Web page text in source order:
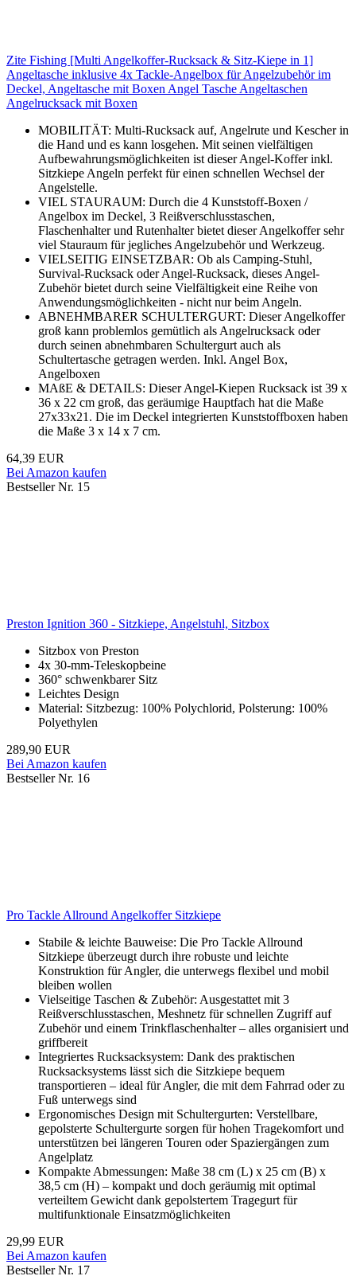
Zite Fishing [Multi Angelkoffer-Rucksack & Sitz-Kiepe in 1]
Angeltasche inklusive 4x Tackle-Angelbox für Angelzubehör im
Deckel, Angeltasche mit Boxen Angel Tasche Angeltaschen
Angelrucksack mit Boxen
MOBILITÄT: Multi-Rucksack auf, Angelrute und Kescher in
die Hand und es kann losgehen. Mit seinen vielfältigen
Aufbewahrungsmöglichkeiten ist dieser Angel-Koffer inkl.
Sitzkiepe Angeln perfekt für einen schnellen Wechsel der
Angelstelle.
VIEL STAURAUM: Durch die 4 Kunststoff-Boxen /
Angelbox im Deckel, 3 Reißverschlusstaschen,
Flaschenhalter und Rutenhalter bietet dieser Angelkoffer sehr
viel Stauraum für jegliches Angelzubehör und Werkzeug.
VIELSEITIG EINSETZBAR: Ob als Camping-Stuhl,
Survival-Rucksack oder Angel-Rucksack, dieses Angel-
Zubehör bietet durch seine Vielfältigkeit eine Reihe von
Anwendungsmöglichkeiten - nicht nur beim Angeln.
ABNEHMBARER SCHULTERGURT: Dieser Angelkoffer
groß kann problemlos gemütlich als Angelrucksack oder
durch seinen abnehmbaren Schultergurt auch als
Schultertasche getragen werden. Inkl. Angel Box,
Angelboxen
MAßE & DETAILS: Dieser Angel-Kiepen Rucksack ist 39 x
36 x 22 cm groß, das geräumige Hauptfach hat die Maße
27x33x21. Die im Deckel integrierten Kunststoffboxen haben
die Maße 3 x 14 x 7 cm.
64,39 EUR
Bei Amazon kaufen
Bestseller Nr. 15
Preston Ignition 360 - Sitzkiepe, Angelstuhl, Sitzbox
Sitzbox von Preston
4x 30-mm-Teleskopbeine
360° schwenkbarer Sitz
Leichtes Design
Material: Sitzbezug: 100% Polychlorid, Polsterung: 100%
Polyethylen
289,90 EUR
Bei Amazon kaufen
Bestseller Nr. 16
Pro Tackle Allround Angelkoffer Sitzkiepe
Stabile & leichte Bauweise: Die Pro Tackle Allround
Sitzkiepe überzeugt durch ihre robuste und leichte
Konstruktion für Angler, die unterwegs flexibel und mobil
bleiben wollen
Vielseitige Taschen & Zubehör: Ausgestattet mit 3
Reißverschlusstaschen, Meshnetz für schnellen Zugriff auf
Zubehör und einem Trinkflaschenhalter – alles organisiert und
griffbereit
Integriertes Rucksacksystem: Dank des praktischen
Rucksacksystems lässt sich die Sitzkiepe bequem
transportieren – ideal für Angler, die mit dem Fahrrad oder zu
Fuß unterwegs sind
Ergonomisches Design mit Schultergurten: Verstellbare,
gepolsterte Schultergurte sorgen für hohen Tragekomfort und
unterstützen bei längeren Touren oder Spaziergängen zum
Angelplatz
Kompakte Abmessungen: Maße 38 cm (L) x 25 cm (B) x
38,5 cm (H) – kompakt und doch geräumig mit optimal
verteiltem Gewicht dank gepolstertem Tragegurt für
multifunktionale Einsatzmöglichkeiten
29,99 EUR
Bei Amazon kaufen
Bestseller Nr. 17